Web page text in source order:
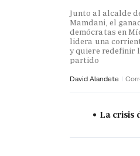
Junto al alcalde
Mamdani, el
demócratas en
lidera una
y quiere redefinir
partido
David Alandete
La crisis